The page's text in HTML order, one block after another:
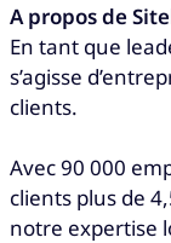
A propos de
En tant que
s’agisse
clients.
Avec 90 000
clients plus de
notre expertise